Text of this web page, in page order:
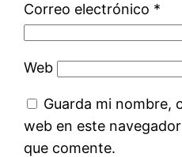
Correo electrónico *
Web
Guarda mi nombre,
web en este
que comente.